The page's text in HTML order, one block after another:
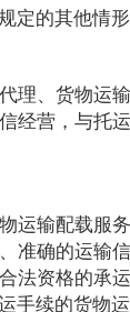
定的其他情形
理、货物运
经营，与托
运输配载服
准确的运输
法资格的承
手续的货物运